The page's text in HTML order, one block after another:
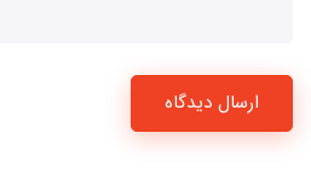
ارسال دیدگاه